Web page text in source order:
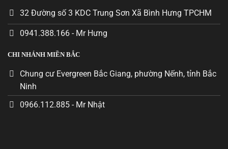
32 Đường số 3 KDC Trung Sơn Xã Bình Hưng TPCHM
0941.388.166 - Mr Hưng
CHI NHÁNH MIỀN BẮC
Chung cư Evergreen Bắc Giang, phường Nếnh, tỉnh Bắc
Ninh
0966.112.885 - Mr Nhật